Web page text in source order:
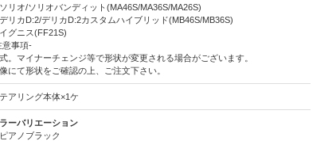
ソリオ/ソリオバンディット(MA46S/MA36S/MA26S)
デリカD:2/デリカD:2カスタムハイブリッド(MB46S/MB36S)
イグニス(FF21S)
意事項-
。マイナーチェンジ等で形状が変更される場合がございます。
にて形状をご確認の上、ご注文下さい。
アリング本体×1ケ
ーバリエーション
ピアノブラック